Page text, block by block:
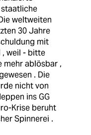
weltweiten
30 Jahre
mit
, weil - bitte
mehr ablösbar ,
. Die
nicht von
ins GG
Krise beruht
Spinnerei .